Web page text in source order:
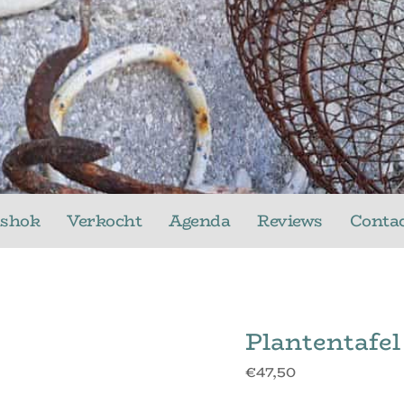
Verkocht Agenda Reviews
€47,50